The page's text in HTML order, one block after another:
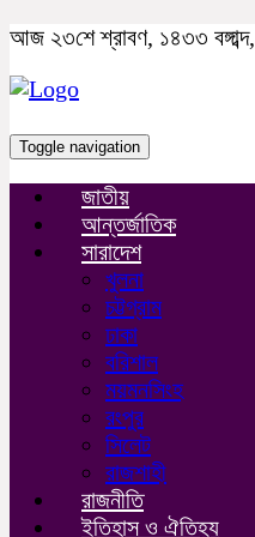
আজ ২৩শে শ্রাবণ, ১৪৩৩
Toggle navigation
জাতীয়
আন্তর্জাতিক
সারাদেশ
খুলনা
চট্টগ্রাম
ঢাকা
বরিশাল
ময়মনসিংহ
রংপুর
সিলেট
রাজশাহী
রাজনীতি
ইতিহাস ও ঐতিহ্য